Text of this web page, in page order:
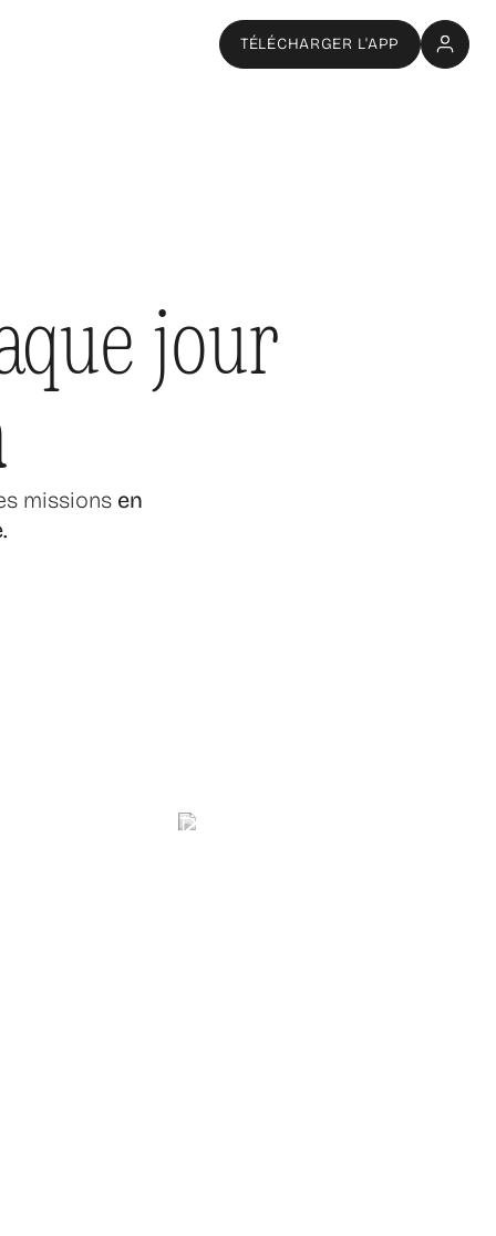
TÉLÉCHARGER L'APP
jour
missions en
Des opportunités